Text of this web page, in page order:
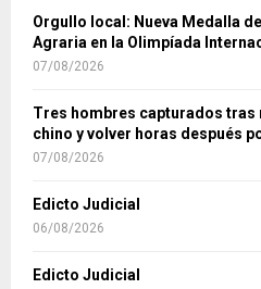
Orgullo local: Nueva Medalla
Agraria en la Olimpíada
07/08/2026
Tres hombres capturados tras
chino y volver horas después
07/08/2026
Edicto Judicial
06/08/2026
Edicto Judicial